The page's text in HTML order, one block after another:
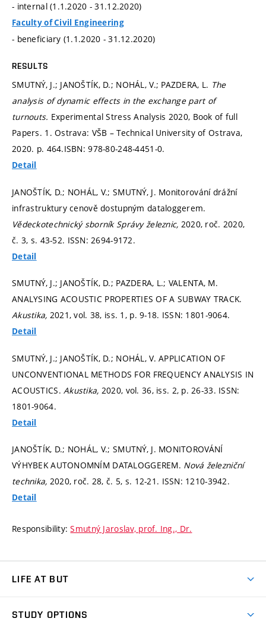
- internal (1.1.2020 - 31.12.2020)
Faculty of Civil Engineering
- beneficiary (1.1.2020 - 31.12.2020)
RESULTS
SMUTNÝ, J.; JANOŠTÍK, D.; NOHÁL, V.; PAZDERA, L. The
analysis of dynamic effects in the exchange part of
turnouts. Experimental Stress Analysis 2020, Book of full
Papers. 1. Ostrava: VŠB – Technical University of Ostrava,
2020. p. 464.ISBN: 978-80-248-4451-0.
Detail
JANOŠTÍK, D.; NOHÁL, V.; SMUTNÝ, J. Monitorování drážní
infrastruktury cenově dostupným dataloggerem.
Vědeckotechnický sborník Správy železnic, 2020, roč. 2020,
č. 3, s. 43-52. ISSN: 2694-9172.
Detail
SMUTNÝ, J.; JANOŠTÍK, D.; PAZDERA, L.; VALENTA, M.
ANALYSING ACOUSTIC PROPERTIES OF A SUBWAY TRACK.
Akustika, 2021, vol. 38, iss. 1, p. 9-18. ISSN: 1801-9064.
Detail
SMUTNÝ, J.; JANOŠTÍK, D.; NOHÁL, V. APPLICATION OF
UNCONVENTIONAL METHODS FOR FREQUENCY ANALYSIS IN
ACOUSTICS.Akustika, 2020, vol. 36, iss. 2, p. 26-33. ISSN:
1801-9064.
Detail
JANOŠTÍK, D.; NOHÁL, V.; SMUTNÝ, J. MONITOROVÁNÍ
VÝHYBEK AUTONOMNÍM DATALOGGEREM. Nová železniční
technika, 2020, roč. 28, č. 5, s. 12-21. ISSN: 1210-3942.
Detail
Responsibility:Smutný Jaroslav, prof. Ing., Dr.
LIFE AT BUT
STUDY OPTIONS